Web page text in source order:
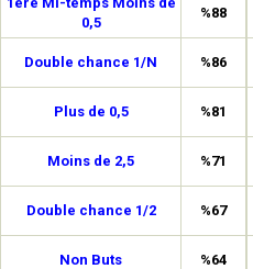
0,5
%88
Double chance 1/N %86
Plus de 0,5 %81
Moins de 2,5 %71
Double chance 1/2 %67
Non Buts %64